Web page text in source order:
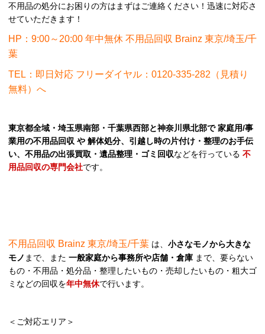
不用品の処分にお困りの方はまずはご連絡ください！迅速に対応さ
せていただきます！
HP：9:00～20:00 年中無休 不用品回収 Brainz 東京/埼玉/千
葉
TEL：即日対応 フリーダイヤル：0120-335-282（見積り
無料）へ
東京都全域・埼玉県南部・千葉県西部と神奈川県北部で 家庭用/事
業用の不用品回収 や 解体処分、引越し時の片付け・整理のお手伝
い、不用品の出張買取・遺品整理・ゴミ回収などを行っている 不
用品回収の専門会社です。
不用品回収 Brainz 東京/埼玉/千葉 は、 小さなモノから大きな
モノ まで、また 一般家庭から事務所や店舗・倉庫 まで、要らない
もの・不用品・処分品・整理したいもの・売却したいもの・粗大ゴ
ミなどの回収を年中無休で行います。
＜ご対応エリア＞